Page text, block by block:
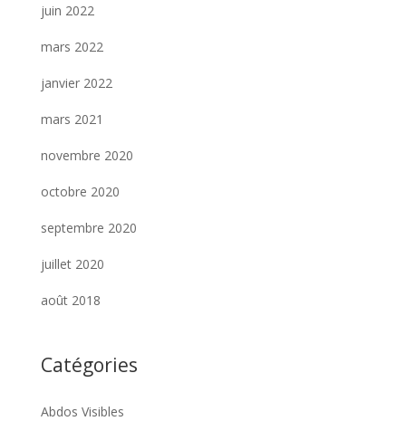
juin 2022
mars 2022
janvier 2022
mars 2021
novembre 2020
octobre 2020
septembre 2020
juillet 2020
août 2018
Catégories
Abdos Visibles